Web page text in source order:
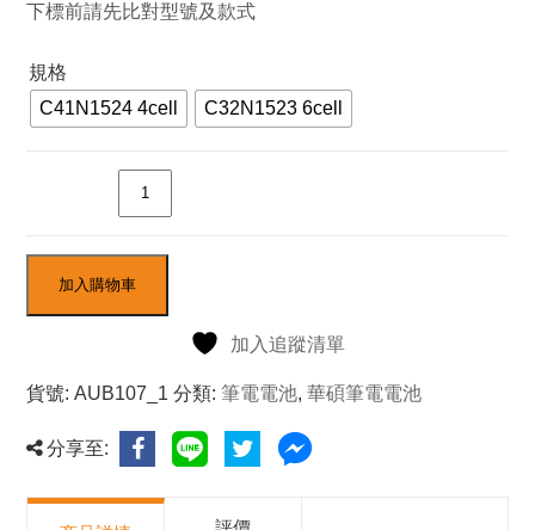
NT$1,370
下標前請先比對型號及款式
規格
C41N1524 4cell
C32N1523 6cell
加入購物車
加入追蹤清單
貨號:AUB107_1 分類:筆電電池,華碩筆電電池
分享至: